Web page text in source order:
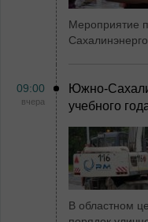
Мероприятие
09:00
вчера
Южно-
учебного
В областном